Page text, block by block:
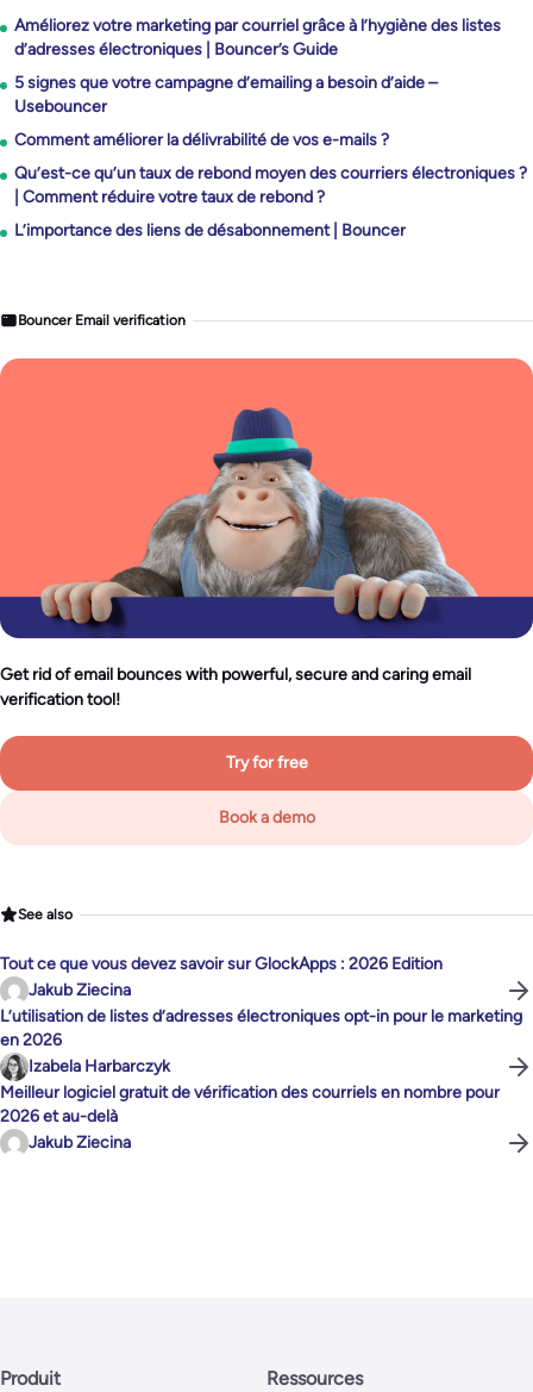
Améliorez votre marketing par courriel grâce à l’hygiène des listes
d’adresses électroniques | Bouncer’s Guide
5 signes que votre campagne d’emailing a besoin d’aide –
Usebouncer
Comment améliorer la délivrabilité de vos e-mails ?
Qu’est-ce qu’un taux de rebond moyen des courriers électroniques ?
| Comment réduire votre taux de rebond ?
L’importance des liens de désabonnement | Bouncer
Bouncer Email verification
Get rid of email bounces with powerful, secure and caring email
verification tool!
Try for free
Book a demo
See also
Tout ce que vous devez savoir sur GlockApps : 2026 Edition
Jakub Ziecina
L’utilisation de listes d’adresses électroniques opt-in pour le marketing
en 2026
Izabela Harbarczyk
Meilleur logiciel gratuit de vérification des courriels en nombre pour
2026 et au-delà
Jakub Ziecina
Produit Ressources